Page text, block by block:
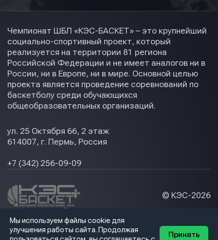
Чемпионат ШБЛ «КЭС-БАСКЕТ» – это крупнейший
социально-спортивный проект, который
реализуется на территории 81 региона
Российской Федерации и не имеет аналогов ни в
России, ни в Европе, ни в мире. Основной целью
проекта является проведение соревнований по
баскетболу среди обучающихся
общеобразовательных организаций.
ул. 25 Октября 66, 2 этаж
614007, г. Пермь, Россия
+7 (342) 256-09-09
© КЭС-2026
Политика конфидециальности
Отправить
Нажимая кнопку “Отправить”, вы соглашаетесь с
условиями обработки персональных данных
Отправить
Нажимая кнопку “Отправить”, вы соглашаетесь с
условиями обработки персональных данных
Отправить
Нажимая кнопку “Отправить”, вы соглашаетесь с
условиями обработки персональных данных
Мы используем файлы cookie для
улучшения работы сайта. Продолжая
Принять